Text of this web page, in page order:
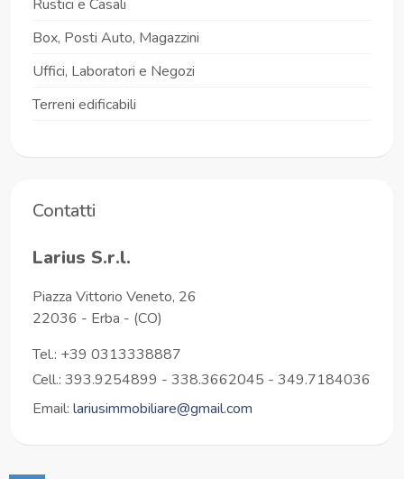
Rustici e Casali
Box, Posti Auto, Magazzini
Uffici, Laboratori e Negozi
Terreni edificabili
Contatti
Larius S.r.l.
Piazza Vittorio Veneto, 26
22036 - Erba - (CO)
Tel.: +39 0313338887
Cell.: 393.9254899 - 338.3662045 - 349.7184036
Email: lariusimmobiliare@gmail.com